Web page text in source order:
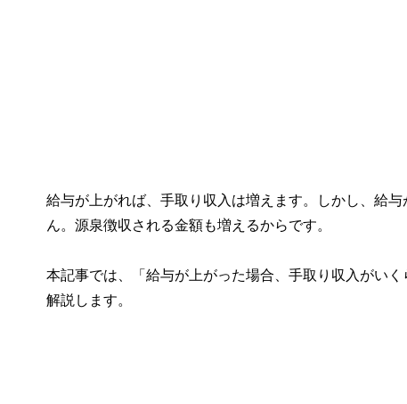
給与が上がれば、手取り収入は増えます。しかし、給
ん。源泉徴収される金額も増えるからです。
本記事では、「給与が上がった場合、手取り収入がい
解説します。